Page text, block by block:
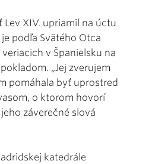
Lev XIV. upriamil na úctu
podľa Svätého Otca
v Španielsku na
„Jej zverujem
pomáhala byť uprostred
o ktorom hovorí
záverečné slová
katedrále